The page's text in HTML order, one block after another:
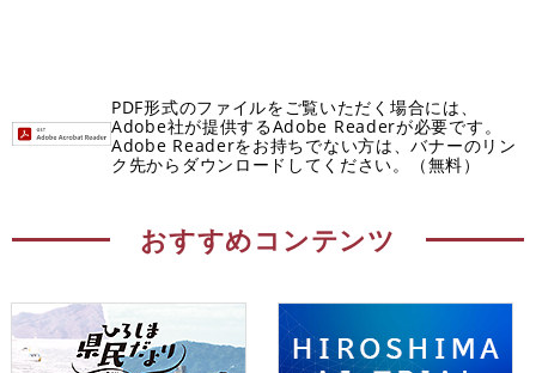
PDF形式のファイルをご覧いただく場合には、
Adobe社が提供するAdobe Readerが必要です。
Adobe Readerをお持ちでない方は、バナーのリン
ク先からダウンロードしてください。（無料）
おすすめコンテンツ